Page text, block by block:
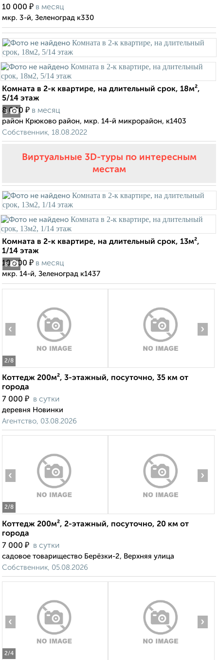
10 000 ₽ в месяц
мкр. 3-й, Зеленоград к330
3
Комната в 2-к квартире, на длительный срок, 18м²,
5/14 этаж
8 000 ₽ в месяц
район Крюково район, мкр. 14-й микрорайон, к1403
Собственник, 18.08.2022
Виртуальные 3D-туры по интересным
местам
8
Комната в 2-к квартире, на длительный срок, 13м²,
1/14 этаж
10 000 ₽ в месяц
мкр. 14-й, Зеленоград к1437
2/8
‹ ›
Коттедж 200м², 3-этажный, посуточно, 35 км от
города
7 000 ₽ в сутки
деревня Новинки
Агентство, 03.08.2026
2/8
‹ ›
Коттедж 200м², 2-этажный, посуточно, 20 км от
города
7 000 ₽ в сутки
садовое товарищество Берёзки-2, Верхняя улица
Собственник, 05.08.2026
2/4
‹ ›